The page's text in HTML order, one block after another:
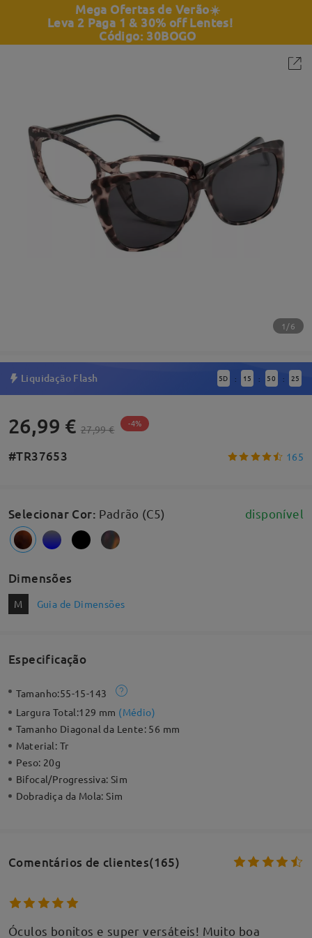
Mega Ofertas de Verão☀️
Leva 2 Paga 1 & 30% off Lentes!
Código: 30BOGO
1/6
Liquidação Flash 5D : 15 : 50 : 24
26,99 € 27,99 € -4%
#TR37653 165
Selecionar Cor: Padrão (C5) disponível
Dimensões
M Guia de Dimensões
Especificação
Tamanho:55-15-143
Largura Total:129 mm (Médio)
Tamanho Diagonal da Lente: 56 mm
Material: Tr
Peso: 20g
Bifocal/Progressiva:Sim
Dobradiça da Mola:Sim
Comentários de clientes(165)
Óculos bonitos e super versáteis! Muito boa